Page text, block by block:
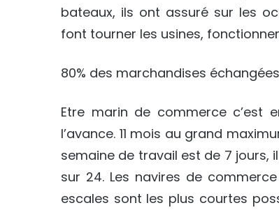
bateaux, ils ont assuré sur les
font tourner les usines,
80% des marchandises
Etre marin de commerce c’est
l’avance. 11 mois au grand
semaine de travail est de 7 jours,
sur 24. Les navires de
escales sont les plus courtes